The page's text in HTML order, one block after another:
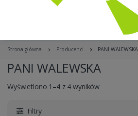
Strona główna Producenci PANI WALEWSKA
PANI WALEWSKA
Wyświetlono 1–4 z 4 wyników
Filtry